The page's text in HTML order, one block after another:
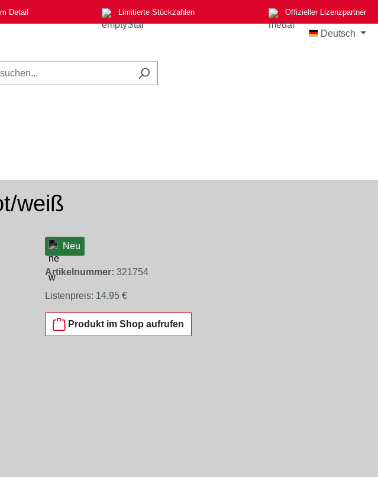
Detail Limitierte Stückzahlen Offizieller Lizenzpartner
Deutsch
weiß
Neu
Artikelnummer: 321754
Listenpreis: 14,95 €
Produkt im Shop aufrufen